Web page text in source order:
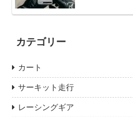
カテゴリー
カート
サーキット走行
レーシングギア